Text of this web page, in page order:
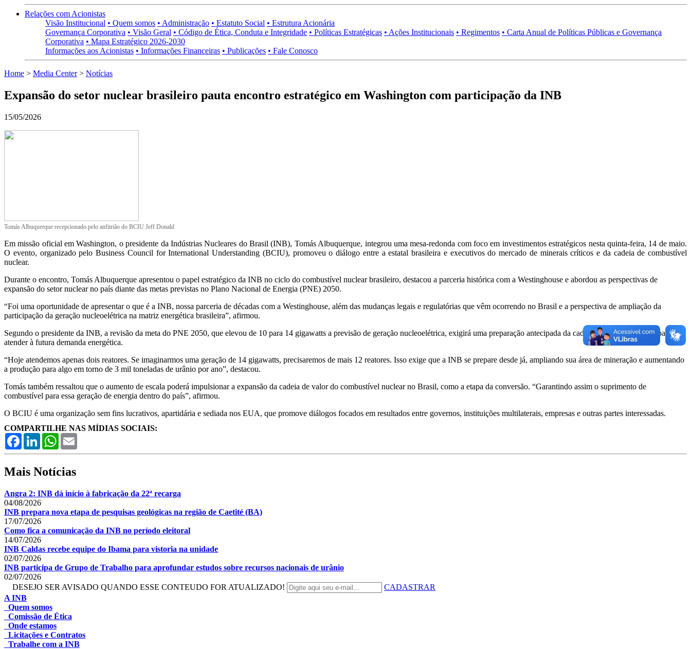
Relações com Acionistas
Visão Institucional • Quem somos • Administração • Estatuto Social • Estrutura Acionária
Governança Corporativa • Visão Geral • Código de Ética, Conduta e Integridade • Políticas Estratégicas • Ações Institucionais • Regimentos • Carta Anual de Políticas Públicas e Governança
Corporativa • Mapa Estratégico 2026-2030
Informações aos Acionistas • Informações Financeiras • Publicações • Fale Conosco
Home > Media Center> Notícias
Expansão do setor nuclear brasileiro pauta encontro estratégico em Washington com participação da INB
15/05/2026
Tomás Albuquerque recepcionado pelo anfitrião do BCIU Jeff Donald
Em missão oficial em Washington, o presidente da Indústrias Nucleares do Brasil (INB), Tomás Albuquerque, integrou uma mesa-redonda com foco em investimentos estratégicos nesta quinta-feira, 14 de maio.
O evento, organizado pelo Business Council for International Understanding (BCIU), promoveu o diálogo entre a estatal brasileira e executivos do mercado de minerais críticos e da cadeia de combustível
nuclear.
Durante o encontro, Tomás Albuquerque apresentou o papel estratégico da INB no ciclo do combustível nuclear brasileiro, destacou a parceria histórica com a Westinghouse e abordou as perspectivas de
expansão do setor nuclear no país diante das metas previstas no Plano Nacional de Energia (PNE) 2050.
“Foi uma oportunidade de apresentar o que é a INB, nossa parceria de décadas com a Westinghouse, além das mudanças legais e regulatórias que vêm ocorrendo no Brasil e a perspectiva de ampliação da
participação da geração nucleoelétrica na matriz energética brasileira”, afirmou.
Segundo o presidente da INB, a revisão da meta do PNE 2050, que elevou de 10 para 14 gigawatts a previsão de geração nucleoelétrica, exigirá uma preparação antecipada da cadeia produtiva nacional para
atender à futura demanda energética.
“Hoje atendemos apenas dois reatores. Se imaginarmos uma geração de 14 gigawatts, precisaremos de mais 12 reatores. Isso exige que a INB se prepare desde já, ampliando sua área de mineração e aumentando
a produção para algo em torno de 3 mil toneladas de urânio por ano”, destacou.
Tomás também ressaltou que o aumento de escala poderá impulsionar a expansão da cadeia de valor do combustível nuclear no Brasil, como a etapa da conversão. “Garantindo assim o suprimento de
combustível para essa geração de energia dentro do país”, afirmou.
O BCIU é uma organização sem fins lucrativos, apartidária e sediada nos EUA, que promove diálogos focados em resultados entre governos, instituições multilaterais, empresas e outras partes interessadas.
COMPARTILHE NAS MÍDIAS SOCIAIS:
FacebookLinkedInWhatsApp
Mais Notícias
Angra 2: INB dá início à fabricação da 22ª recarga
04/08/2026
INB prepara nova etapa de pesquisas geológicas na região de Caetité (BA)
17/07/2026
Como fica a comunicação da INB no período eleitoral
14/07/2026
INB Caldas recebe equipe do Ibama para vistoria na unidade
02/07/2026
INB participa de Grupo de Trabalho para aprofundar estudos sobre recursos nacionais de urânio
02/07/2026
DESEJO SER AVISADO QUANDO ESSE CONTEUDO FOR ATUALIZADO!
CADASTRAR
A INB
Quem somos
Comissão de Ética
Onde estamos
Licitações e Contratos
Trabalhe com a INB